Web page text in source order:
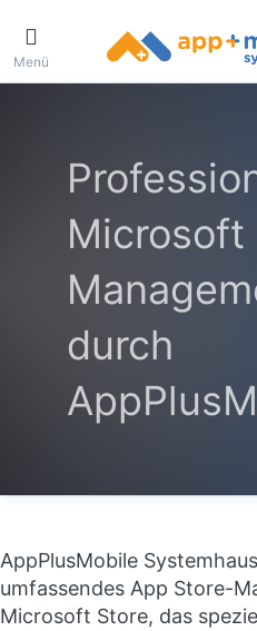
Menü
Microsoft
durch
AppPlusMobile
umfassendes App Store-
Microsoft Store, das